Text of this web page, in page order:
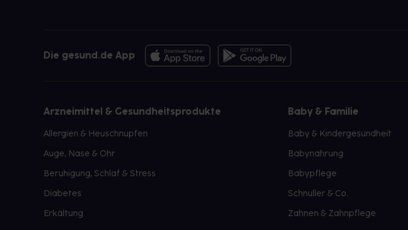
Die gesund.de App
Arzneimittel & Gesundheitsprodukte
Allergien & Heuschnupfen
Auge, Nase & Ohr
Beruhigung, Schlaf & Stress
Diabetes
Erkältung
Baby & Familie
Baby & Kindergesundheit
Babynahrung
Babypflege
Schnuller & Co.
Zahnen & Zahnpflege